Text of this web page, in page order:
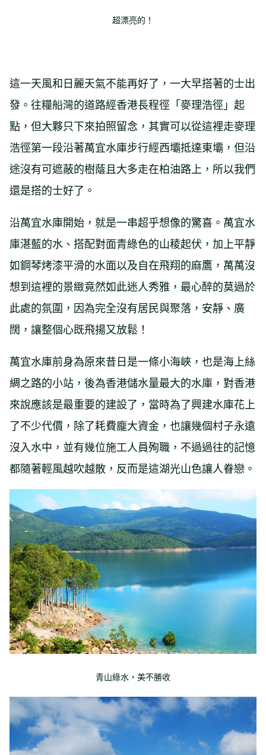
超漂亮的！
這一天風和日麗天氣不能再好了，一大早搭著的士出
發。往糧船灣的道路經香港長程徑「麥理浩徑」起
點，但大夥只下來拍照留念，其實可以從這裡走麥理
浩徑第一段沿著萬宜水庫步行經西壩抵達東壩，但沿
途沒有可遮蔽的樹蔭且大多走在柏油路上，所以我們
還是搭的士好了。
沿萬宜水庫開始，就是一串超乎想像的驚喜。萬宜水
庫湛藍的水、搭配對面青綠色的山稜起伏，加上平靜
如鋼琴烤漆平滑的水面以及自在飛翔的麻鷹，萬萬沒
想到這裡的景緻竟然如此迷人秀雅，最心醉的莫過於
此處的氛圍，因為完全沒有居民與聚落，安靜、廣
闊，讓整個心既飛揚又放鬆！
萬宜水庫前身為原來昔日是一條小海峽，也是海上絲
綢之路的小站，後為香港儲水量最大的水庫，對香港
來說應該是最重要的建設了，當時為了興建水庫花上
了不少代價，除了耗費龐大資金，也讓幾個村子永遠
沒入水中，並有幾位施工人員殉職，不過過往的記憶
都隨著輕風越吹越散，反而是這湖光山色讓人眷戀。
青山綠水，美不勝收